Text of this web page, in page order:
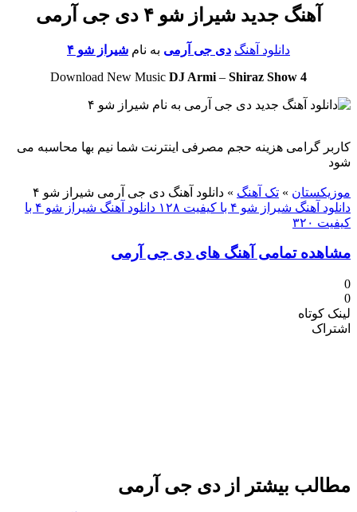
آهنگ جدید شیراز شو ۴ دی جی آرمی
دانلود آهنگ دی جی آرمی به نام شیراز شو ۴
Download New Music DJ Armi – Shiraz Show 4
کاربر گرامی هزینه حجم مصرفی اینترنت شما نیم بها محاسبه می
شود
موزیکستان » تک آهنگ » دانلود آهنگ دی جی آرمی شیراز شو ۴
دانلود آهنگ شیراز شو ۴ با کیفیت ۱۲۸
دانلود آهنگ شیراز شو ۴ با
کیفیت ۳۲۰
مشاهده تمامی آهنگ های دی جی آرمی
0
0
لینک کوتاه
اشتراک
مطالب بیشتر از دی جی آرمی